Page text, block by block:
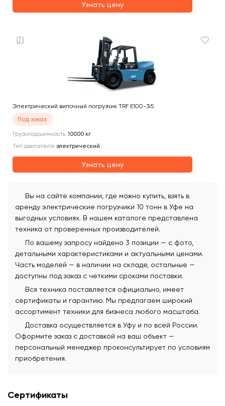
Узнать цену
Электрический вилочный погрузчик TRF E100-3i5
Под заказ
Грузоподъемность 10000 кг
Тип двигателя электрический
Узнать цену
Вы на сайте компании, где можно купить, взять в
аренду электрические погрузчики 10 тонн в Уфе на
выгодных условиях. В нашем каталоге представлена
техника от проверенных производителей.
По вашему запросу найдено 3 позиции — с фото,
детальными характеристиками и актуальными ценами.
Часть моделей — в наличии на складе, остальные —
доступны под заказ с четкими сроками поставки.
Вся техника поставляется официально, имеет
сертификаты и гарантию. Мы предлагаем широкий
ассортимент техники для бизнеса любого масштаба.
Доставка осуществляется в Уфу и по всей России.
Оформите заказ с доставкой на ваш объект —
персональный менеджер проконсультирует по условиям
приобретения.
Сертификаты